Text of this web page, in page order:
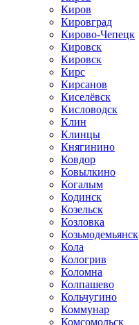
Киров
Кировград
Кирово-Чепецк
Кировск
Кировск
Кирс
Кирсанов
Киселёвск
Кисловодск
Клин
Клинцы
Княгинино
Ковдор
Ковылкино
Когалым
Кодинск
Козельск
Козловка
Козьмодемьянск
Кола
Кологрив
Коломна
Колпашево
Кольчугино
Коммунар
Комсомольск